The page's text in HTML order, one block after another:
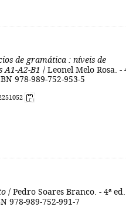
de gramática : níveis de
A1-A2-B1 / Leonel Melo Rosa. -
978-989-752-953-5
/ Pedro Soares Branco. - 4ª
978-989-752-991-7